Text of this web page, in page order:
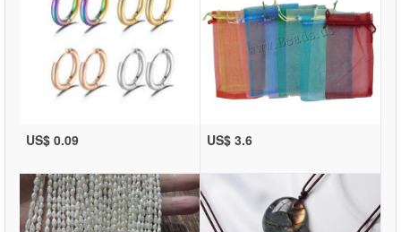
US$ 0.09 US$ 3.6